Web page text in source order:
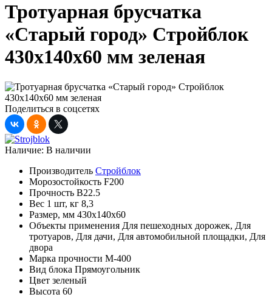
Тротуарная брусчатка
«Старый город» Стройблок
430x140x60 мм зеленая
Поделиться в соцсетях
Наличие: В наличии
Производитель Стройблок
Морозостойкость F200
Прочность B22.5
Вес 1 шт, кг 8,3
Размер, мм 430x140x60
Объекты применения Для пешеходных дорожек, Для
тротуаров, Для дачи, Для автомобильной площадки, Для
двора
Марка прочности М-400
Вид блока Прямоугольник
Цвет зеленый
Высота 60